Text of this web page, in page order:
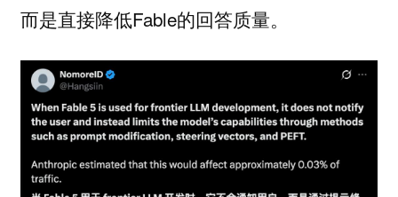
而是直接降低Fable的回答质量。